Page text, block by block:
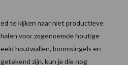
te kijken naar niet productieve
voor zogenoemde houtige
houtwallen, boomsingels en
zijn, kun je die nog